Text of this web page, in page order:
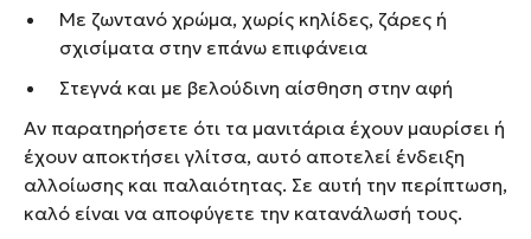
Με ζωντανό χρώμα, χωρίς κηλίδες, ζάρες ή
σχισίματα στην επάνω επιφάνεια
Στεγνά και με βελούδινη αίσθηση στην αφή
Αν παρατηρήσετε ότι τα μανιτάρια έχουν μαυρίσει ή
έχουν αποκτήσει γλίτσα, αυτό αποτελεί ένδειξη
αλλοίωσης και παλαιότητας. Σε αυτή την περίπτωση,
καλό είναι να αποφύγετε την κατανάλωσή τους.